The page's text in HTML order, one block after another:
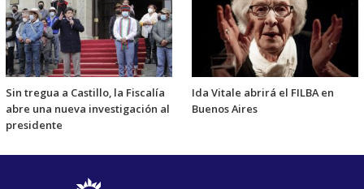
Sin tregua a Castillo, la Fiscalía
abre una nueva investigación al
presidente
Ida Vitale abrirá el FILBA en
Buenos Aires